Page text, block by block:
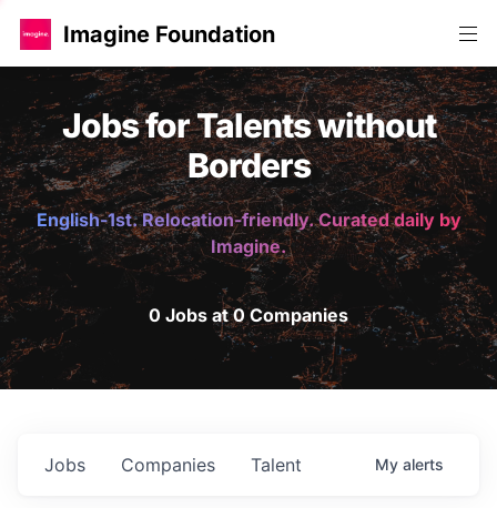
Imagine Foundation
Jobs for Talents without
Borders
English-1st. Relocation-friendly. Curated daily by
Imagine.
0 Jobs at 0 Companies
Jobs Companies Talent My alerts